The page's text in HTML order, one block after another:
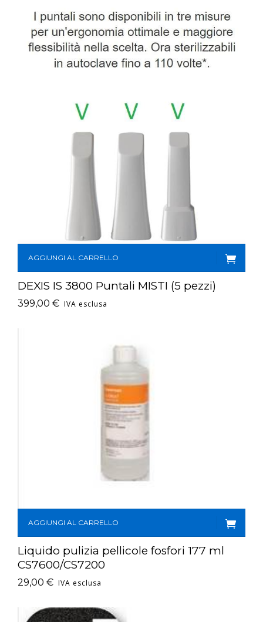
AGGIUNGI AL CARRELLO
DEXIS IS 3800 Puntali MISTI (5 pezzi)
399,00 € IVA esclusa
AGGIUNGI AL CARRELLO
Liquido pulizia pellicole fosfori 177 ml
CS7600/CS7200
29,00 € IVA esclusa